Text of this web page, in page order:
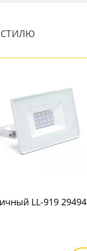
LL-919 29494